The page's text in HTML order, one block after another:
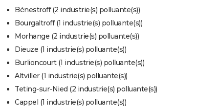
COPAINS D'AVANT
S'inscrire
Se connecter
Lycées
Collèges
Primaires
Universités
Entreprises
Service militaire
Avis de recherche
AVIS DE DÉCÈS
FORUM
Bricolage
Lifestyle
Culture
Sport
Auto
Television
Voyage
Cinema
Bénestroff (2 industrie(s) polluante(s))
Bourgaltroff (1 industrie(s) polluante(s))
Morhange (2 industrie(s) polluante(s))
Dieuze (1 industrie(s) polluante(s))
Burlioncourt (1 industrie(s) polluante(s))
Altviller (1 industrie(s) polluante(s))
Teting-sur-Nied (2 industrie(s) polluante(s))
Cappel (1 industrie(s) polluante(s))